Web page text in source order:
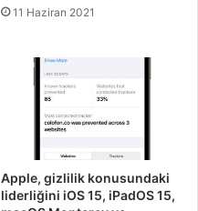
11 Haziran 2021
Apple, gizlilik konusundaki
liderliğini iOS 15, iPadOS 15,